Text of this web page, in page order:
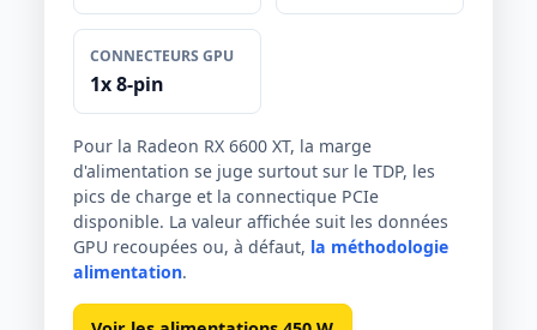
CONNECTEURS GPU
1x 8-pin
Pour la Radeon RX 6600 XT, la marge
d'alimentation se juge surtout sur le TDP, les
pics de charge et la connectique PCIe
disponible. La valeur affichée suit les données
GPU recoupées ou, à défaut, la méthodologie
alimentation.